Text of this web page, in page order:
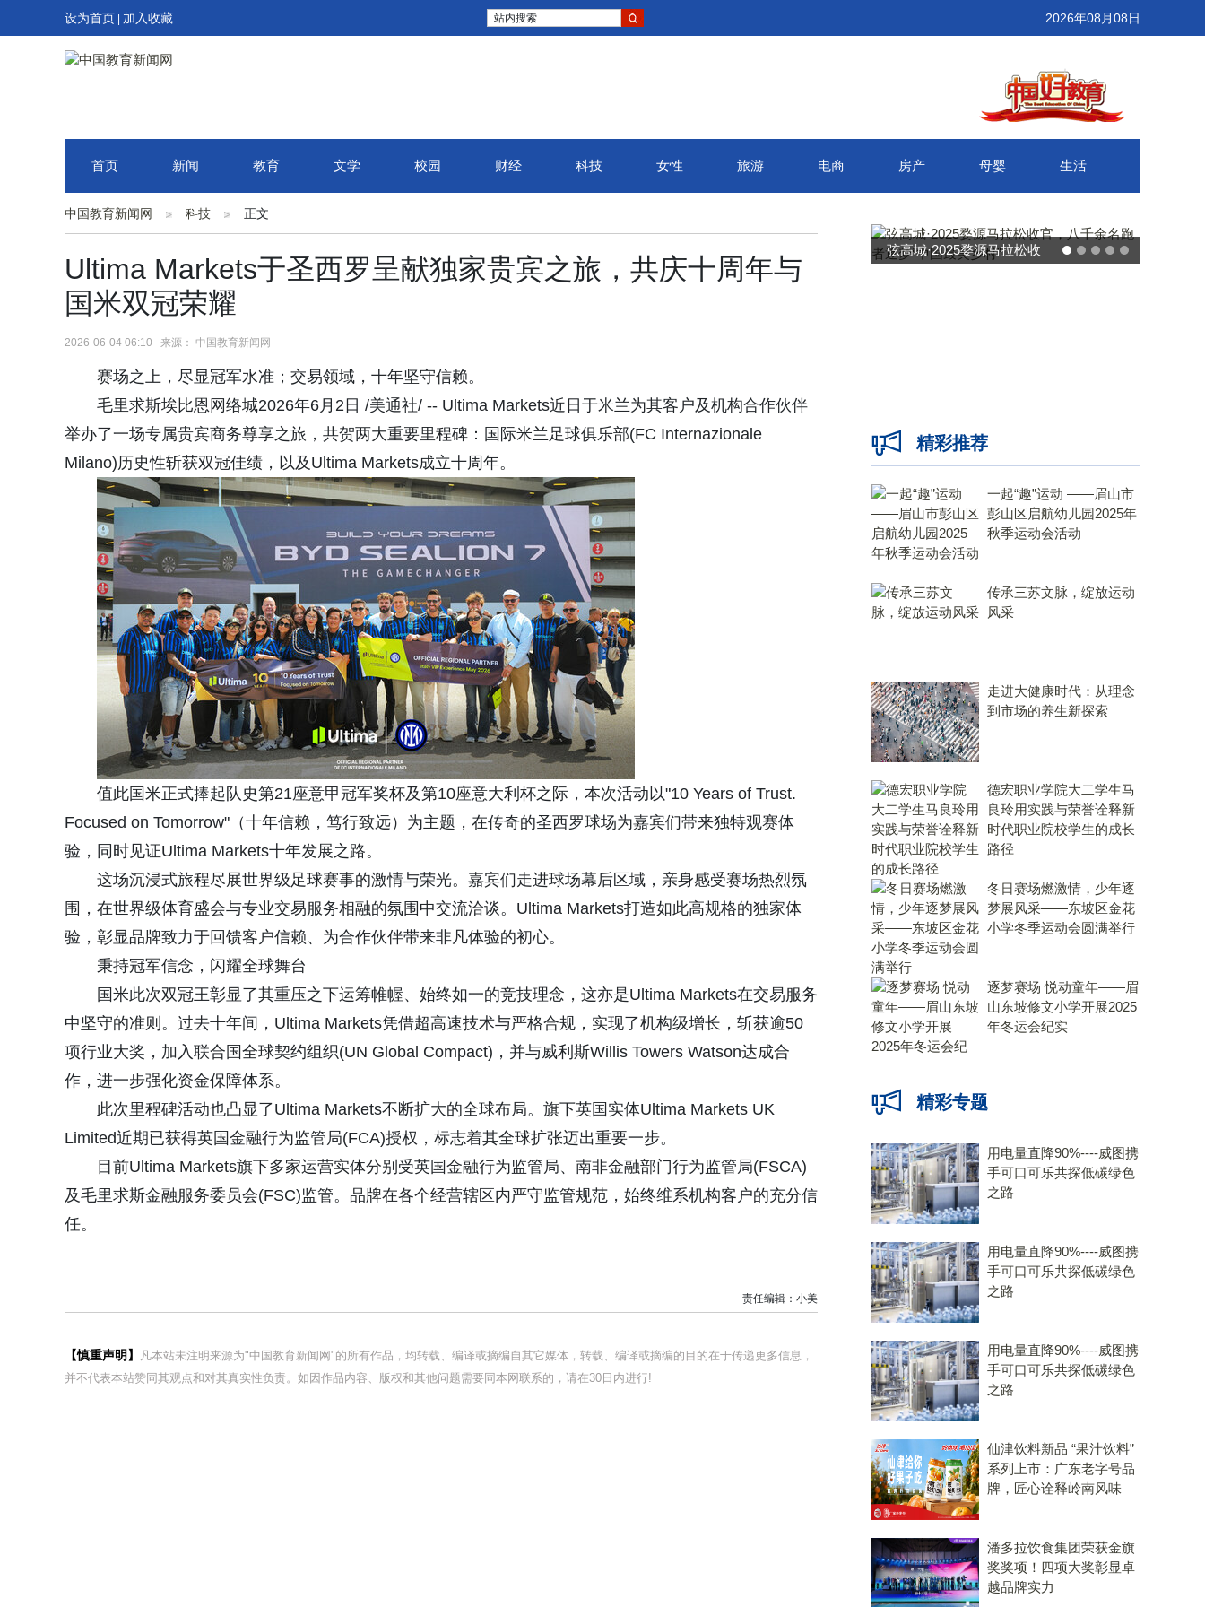
设为首页 加入收藏 站内搜索 2026年08月08日
首页 新闻 教育 文学 校园 财经 科技 女性 旅游 电商 房产 母婴 生活
中国教育新闻网 科技 正文
Ultima Markets于圣西罗呈献独家贵宾之旅，共庆十周年与
国米双冠荣耀
2026-06-04 06:10 来源： 中国教育新闻网
赛场之上，尽显冠军水准；交易领域，十年坚守信赖。
毛里求斯埃比恩网络城2026年6月2日 /美通社/ -- Ultima Markets近日于米兰为其客户及机构合作伙伴
举办了一场专属贵宾商务尊享之旅，共贺两大重要里程碑：国际米兰足球俱乐部(FC Internazionale
Milano)历史性斩获双冠佳绩，以及Ultima Markets成立十周年。
值此国米正式捧起队史第21座意甲冠军奖杯及第10座意大利杯之际，本次活动以"10 Years of Trust.
Focused on Tomorrow"（十年信赖，笃行致远）为主题，在传奇的圣西罗球场为嘉宾们带来独特观赛体
验，同时见证Ultima Markets十年发展之路。
这场沉浸式旅程尽展世界级足球赛事的激情与荣光。嘉宾们走进球场幕后区域，亲身感受赛场热烈氛
围，在世界级体育盛会与专业交易服务相融的氛围中交流洽谈。Ultima Markets打造如此高规格的独家体
验，彰显品牌致力于回馈客户信赖、为合作伙伴带来非凡体验的初心。
秉持冠军信念，闪耀全球舞台
国米此次双冠王彰显了其重压之下运筹帷幄、始终如一的竞技理念，这亦是Ultima Markets在交易服务
中坚守的准则。过去十年间，Ultima Markets凭借超高速技术与严格合规，实现了机构级增长，斩获逾50
项行业大奖，加入联合国全球契约组织(UN Global Compact)，并与威利斯Willis Towers Watson达成合
作，进一步强化资金保障体系。
此次里程碑活动也凸显了Ultima Markets不断扩大的全球布局。旗下英国实体Ultima Markets UK
Limited近期已获得英国金融行为监管局(FCA)授权，标志着其全球扩张迈出重要一步。
目前Ultima Markets旗下多家运营实体分别受英国金融行为监管局、南非金融部门行为监管局(FSCA)
及毛里求斯金融服务委员会(FSC)监管。品牌在各个经营辖区内严守监管规范，始终维系机构客户的充分信
任。
责任编辑：小美
【慎重声明】
凡本站未注明来源为"中国教育新闻网"的所有作品，均转载、编译或摘编自其它媒体，转载、编译或摘编的目的在于传递更多信息，
并不代表本站赞同其观点和对其真实性负责。如因作品内容、版权和其他问题需要同本网联系的，请在30日内进行!
弦高城·2025婺源马拉松收
精彩推荐
一起“趣”运动 ——眉山市
彭山区启航幼儿园2025年
秋季运动会活动
传承三苏文脉，绽放运动
风采
走进大健康时代：从理念
到市场的养生新探索
德宏职业学院大二学生马
良玲用实践与荣誉诠释新
时代职业院校学生的成长
路径
冬日赛场燃激情，少年逐
梦展风采——东坡区金花
小学冬季运动会圆满举行
逐梦赛场 悦动童年——眉
山东坡修文小学开展2025
年冬运会纪实
精彩专题
用电量直降90%----威图携
手可口可乐共探低碳绿色
之路
用电量直降90%----威图携
手可口可乐共探低碳绿色
之路
用电量直降90%----威图携
手可口可乐共探低碳绿色
之路
仙津饮料新品 “果汁饮料”
系列上市：广东老字号品
牌，匠心诠释岭南风味
潘多拉饮食集团荣获金旗
奖奖项！四项大奖彰显卓
越品牌实力